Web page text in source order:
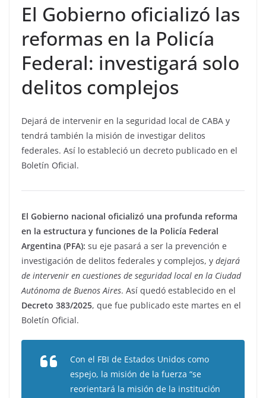
El Gobierno oficializó las
reformas en la Policía
Federal: investigará solo
delitos complejos
Dejará de intervenir en la seguridad local de CABA y
tendrá también la misión de investigar delitos
federales. Así lo estableció un decreto publicado en el
Boletín Oficial.
El Gobierno nacional oficializó una profunda reforma
en la estructura y funciones de la Policía Federal
Argentina (PFA): su eje pasará a ser la prevención e
investigación de delitos federales y complejos, y dejará
de intervenir en cuestiones de seguridad local en la Ciudad
Autónoma de Buenos Aires. Así quedó establecido en el
Decreto 383/2025, que fue publicado este martes en el
Boletín Oficial.
Con el FBI de Estados Unidos como
espejo, la misión de la fuerza “se
reorientará la misión de la institución